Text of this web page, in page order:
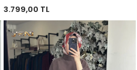
3.799,00 TL